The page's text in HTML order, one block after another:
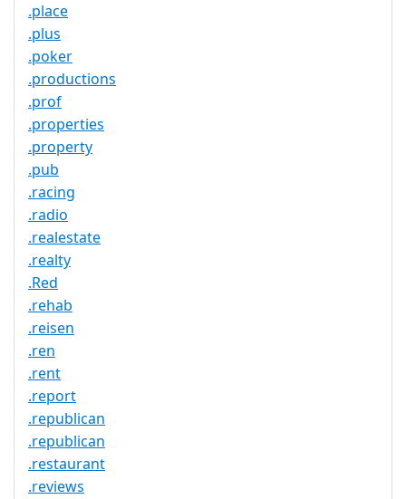
.place
.plus
.poker
.productions
.prof
.properties
.property
.pub
.racing
.radio
.realestate
.realty
.Red
.rehab
.reisen
.ren
.rent
.report
.republican
.republican
.restaurant
.reviews